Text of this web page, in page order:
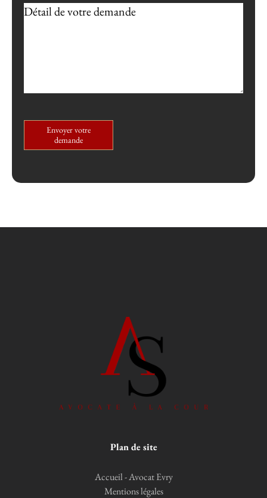
Envoyer votre
demande
Plan de site
Accueil - Avocat Evry
Mentions légales